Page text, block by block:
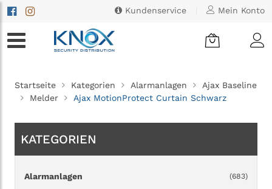
Kundenservice Mein Konto
Startseite Kategorien Alarmanlagen
Ajax Baseline
Melder
Ajax MotionProtect Curtain Schwarz
KATEGORIEN
Alarmanlagen (683)